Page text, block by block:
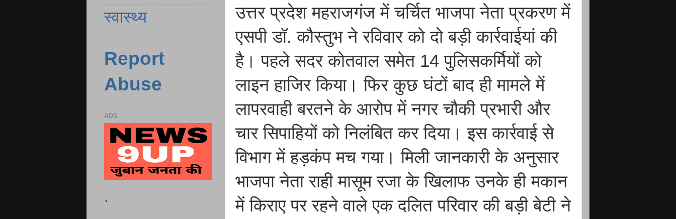
उत्तर प्रदेश महराजगंज में चर्चित भाजपा नेता प्रकरण में
एसपी डॉ. कौस्तुभ ने रविवार को दो बड़ी कार्रवाईयां की
है। पहले सदर कोतवाल समेत 14 पुलिसकर्मियों को
लाइन हाजिर किया। फिर कुछ घंटों बाद ही मामले में
लापरवाही बरतने के आरोप में नगर चौकी प्रभारी और
चार सिपाहियों को निलंबित कर दिया। इस कार्रवाई से
विभाग में हड़कंप मच गया। मिली जानकारी के अनुसार
भाजपा नेता राही मासूम रजा के खिलाफ उनके ही मकान
में किराए पर रहने वाले एक दलित परिवार की बड़ी बेटी ने
स्वास्थ्य
Report
Abuse
ADS
.